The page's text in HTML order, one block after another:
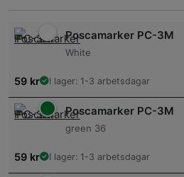
Poscamarker PC-3M
White
59 kr I lager: 1-3 arbetsdagar
Poscamarker PC-3M
green 36
59 kr I lager: 1-3 arbetsdagar